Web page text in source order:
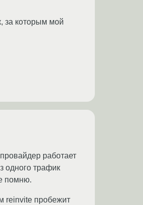
за которым мой
работает
одного трафик
помню.
reinvite пробежит